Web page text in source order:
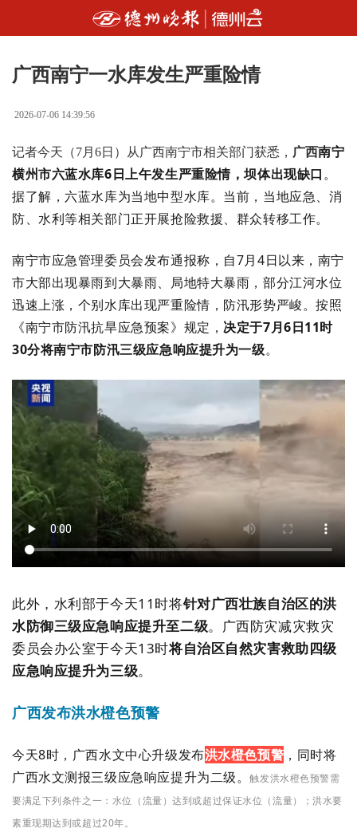
广西南宁一水库发生严重险情
2026-07-06 14:39:56
记者今天（7月6日）从广西南宁市相关部门获悉， 广西南宁
横州市六蓝水库6日上午发生严重险情，坝体出现缺口。
据了解，六蓝水库为当地中型水库。当前，当地应急、消
防、水利等相关部门正开展抢险救援、群众转移工作。
南宁市应急管理委员会发布通报称，自7月4日以来，南宁
市大部出现暴雨到大暴雨、局地特大暴雨， 部分江河水位
迅速上涨，个别水库出现严重险情 ，防汛形势严峻。按照
《南宁市防汛抗旱应急预案》规定，决定于7月6日11时
30分将南宁市防汛三级应急响应提升为一级。
此外，水利部于今天11时将针对广西壮族自治区的洪
水防御三级应急响应提升至二级。广西防灾减灾救灾
委员会办公室于今天13时将自治区自然灾害救助四级
应急响应提升为三级。
广西发布洪水橙色预警
今天8时，广西水文中心升级发布洪水橙色预警 ，同时将
广西水文测报三级应急响应提升为二级。触发洪水橙色预警需
要满足下列条件之一：水位（流量）达到或超过保证水位（流量）；洪水要
素重现期达到或超过20年。